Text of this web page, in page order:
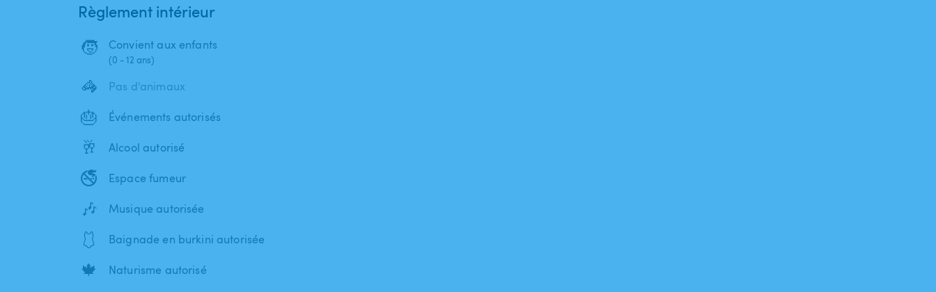
Règlement intérieur
🧒 Convient aux enfants
(0 - 12 ans)
🦓 Pas d'animaux
🎂 Événements autorisés
🥂 Alcool autorisé
🚭 Espace fumeur
🎶 Musique autorisée
🩱 Baignade en burkini autorisée
🍁 Naturisme autorisé